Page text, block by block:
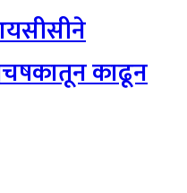
काढून